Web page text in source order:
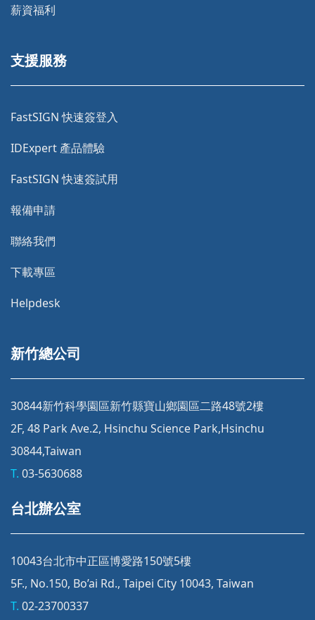
薪資福利
支援服務
FastSIGN 快速簽登入
IDExpert 產品體驗
FastSIGN 快速簽試用
報備申請
聯絡我們
下載專區
Helpdesk
新竹總公司
30844新竹科學園區新竹縣寶山鄉園區二路48號2樓
2F, 48 Park Ave.2, Hsinchu Science Park,Hsinchu
30844,Taiwan
T. 03-5630688
台北辦公室
10043台北市中正區博愛路150號5樓
5F., No.150, Bo’ai Rd., Taipei City 10043, Taiwan
T. 02-23700337